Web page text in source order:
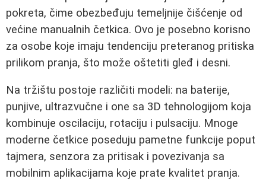
pokreta, čime obezbeđuju temeljnije čišćenje od
većine manualnih četkica. Ovo je posebno korisno
za osobe koje imaju tendenciju preteranog pritiska
prilikom pranja, što može oštetiti gleđ i desni.
Na tržištu postoje različiti modeli: na baterije,
punjive, ultrazvučne i one sa 3D tehnologijom koja
kombinuje oscilaciju, rotaciju i pulsaciju. Mnoge
moderne četkice poseduju pametne funkcije poput
tajmera, senzora za pritisak i povezivanja sa
mobilnim aplikacijama koje prate kvalitet pranja.